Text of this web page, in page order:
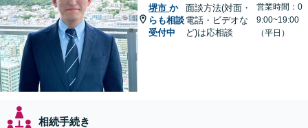
堺市 か
らも相談
受付中
面談方法(対面・
電話・ビデオな
ど)は応相談
営業時間：0
9:00~19:00
（平日）
相続手続き